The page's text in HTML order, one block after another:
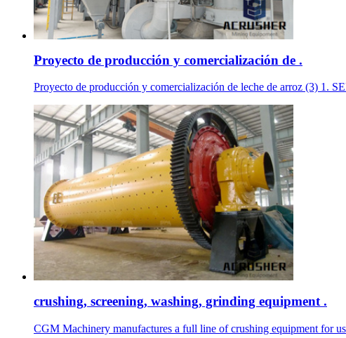
Proyecto de producción y comercialización de .
Proyecto de producción y comercialización de leche de arroz (3)
crushing, screening, washing, grinding equipment .
CGM Machinery manufactures a full line of crushing equipment for